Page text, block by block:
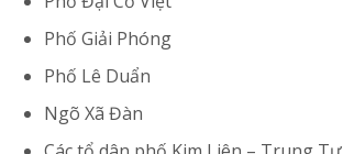
Phố Giải Phóng
Phố Lê Duẩn
Ngõ Xã Đàn